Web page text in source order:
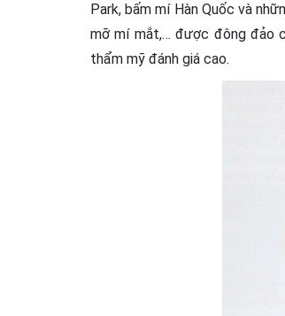
Park, bấm mí Hàn Quốc và
mỡ mí mắt,… được đông đảo
thẩm mỹ đánh giá cao.